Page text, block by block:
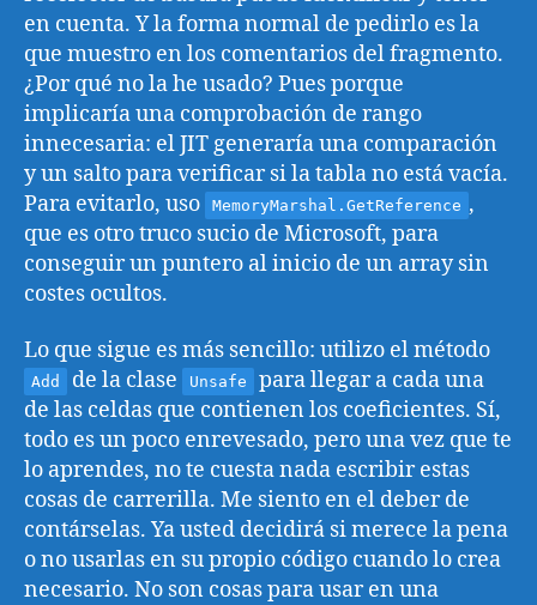
en cuenta. Y la forma normal de pedirlo es la
que muestro en los comentarios del fragmento.
¿Por qué no la he usado? Pues porque
implicaría una comprobación de rango
innecesaria: el JIT generaría una comparación
y un salto para verificar si la tabla no está vacía.
Para evitarlo, uso
MemoryMarshal.GetReference ,
que es otro truco sucio de Microsoft, para
conseguir un puntero al inicio de un array sin
costes ocultos.
Lo que sigue es más sencillo: utilizo el método
Add de la clase Unsafe
para llegar a cada una
de las celdas que contienen los coeficientes. Sí,
todo es un poco enrevesado, pero una vez que te
lo aprendes, no te cuesta nada escribir estas
cosas de carrerilla. Me siento en el deber de
contárselas. Ya usted decidirá si merece la pena
o no usarlas en su propio código cuando lo crea
necesario. No son cosas para usar en una